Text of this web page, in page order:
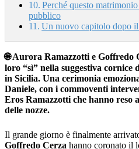
Perché questo
pubblico
Un nuovo capitolo dopo il
🌐 Aurora Ramazzotti e
loro “sì” nella suggestiva
in Sicilia. Una cerimonia
Daniele, con i commoventi
Eros Ramazzotti che hanno reso
delle nozze.
Il grande giorno è finalmente
Goffredo Cerza hanno coronato il